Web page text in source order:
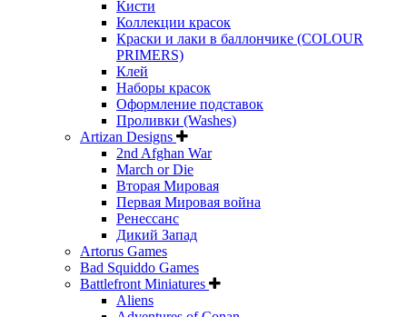
Кисти
Коллекции красок
Краски и лаки в баллончике (COLOUR
PRIMERS)
Клей
Наборы красок
Оформление подставок
Проливки (Washes)
Artizan Designs
2nd Afghan War
March or Die
Вторая Мировая
Первая Мировая война
Ренессанс
Дикий Запад
Artorus Games
Bad Squiddo Games
Battlefront Miniatures
Aliens